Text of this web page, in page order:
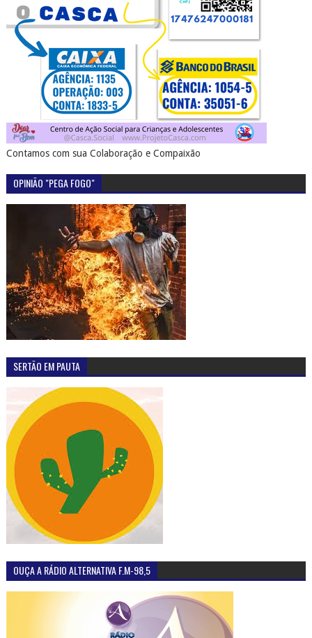
Contamos com sua Colaboração e Compaixão
OPINIÃO "PEGA FOGO"
SERTÃO EM PAUTA
OUÇA A RÁDIO ALTERNATIVA F.M-98,5